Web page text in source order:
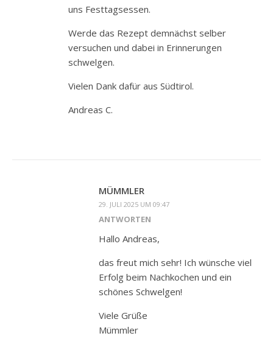
uns Festtagsessen.
Werde das Rezept demnächst selber
versuchen und dabei in Erinnerungen
schwelgen.
Vielen Dank dafür aus Südtirol.
Andreas C.
MÜMMLER
29. JULI 2025 UM 09:47
ANTWORTEN
Hallo Andreas,
das freut mich sehr! Ich wünsche viel
Erfolg beim Nachkochen und ein
schönes Schwelgen!
Viele Grüße
Mümmler